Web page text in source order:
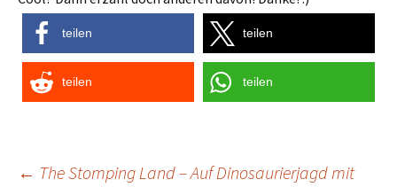
teilen teilen
teilen teilen
← The Stomping Land – Auf Dinosaurierjagd mit